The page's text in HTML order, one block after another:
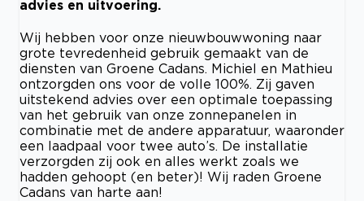
advies en uitvoering.
Wij hebben voor onze nieuwbouwwoning naar
grote tevredenheid gebruik gemaakt van de
diensten van Groene Cadans. Michiel en Mathieu
ontzorgden ons voor de volle 100%. Zij gaven
uitstekend advies over een optimale toepassing
van het gebruik van onze zonnepanelen in
combinatie met de andere apparatuur, waaronder
een laadpaal voor twee auto’s. De installatie
verzorgden zij ook en alles werkt zoals we
hadden gehoopt (en beter)! Wij raden Groene
Cadans van harte aan!